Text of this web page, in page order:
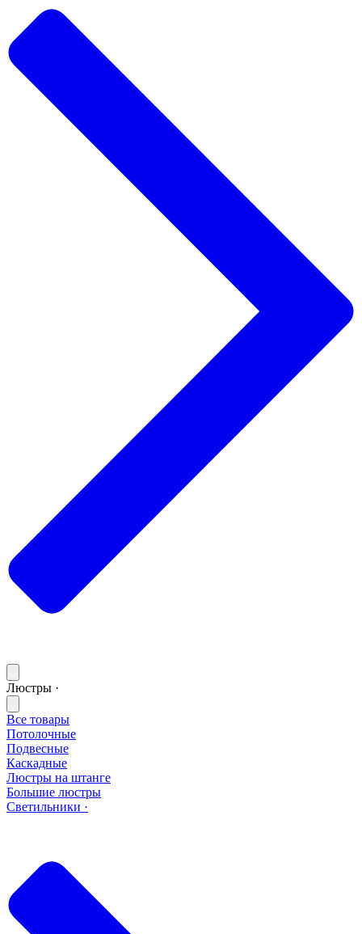
Люстры ·
Все товары
Потолочные
Подвесные
Каскадные
Люстры на штанге
Большие люстры
Светильники ·